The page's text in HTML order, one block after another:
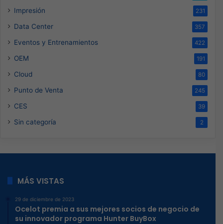
Impresión 231
Data Center 357
Eventos y Entrenamientos 422
OEM 191
Cloud 80
Punto de Venta 245
CES 39
Sin categoría 2
MÁS VISTAS
29 de diciembre de 2023
Ocelot premia a sus mejores socios de negocio de
su innovador programa Hunter BuyBox